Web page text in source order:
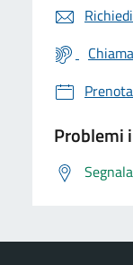
Problemi